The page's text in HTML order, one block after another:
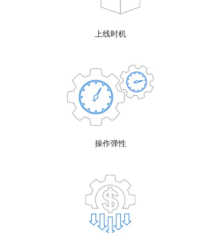
上线时机
操作弹性